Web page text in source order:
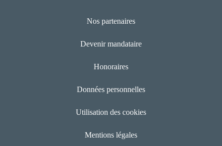
Nos partenaires
Devenir mandataire
Honoraires
Données personnelles
Utilisation des cookies
Mentions légales